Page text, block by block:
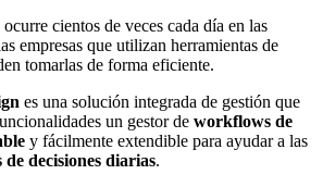
cientos de veces cada día en las
empresas que utilizan herramientas de
tomarlas de forma eficiente.
es una solución integrada de gestión que
un gestor de workflows de
y fácilmente extendible para ayudar a las
de decisiones diarias.